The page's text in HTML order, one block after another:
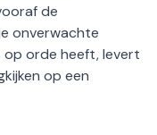
de
onverwachte
op orde heeft, levert
op een